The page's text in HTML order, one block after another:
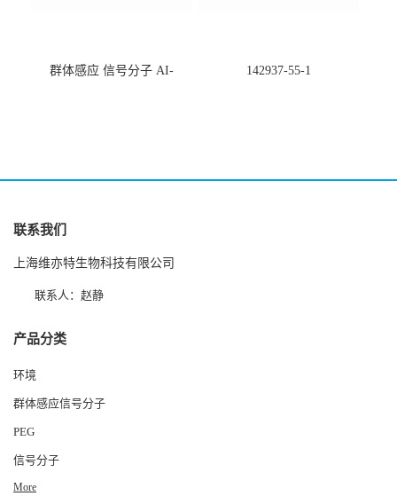
群体感应 信号分子 AI-
142937-55-1
联系我们
上海维亦特生物科技有限公司
联系人：赵静
产品分类
环境
群体感应信号分子
PEG
信号分子
More